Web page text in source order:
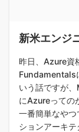
新米エンジ
昨日、Azure
Fundamentals
いう話ですが
にAzureっての
一番簡単なや
ションアーキ